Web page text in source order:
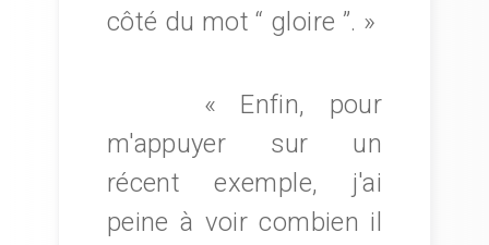
côté du mot “ gloire ”. »
« Enfin, pour
m'appuyer sur un
récent exemple, j'ai
peine à voir combien il